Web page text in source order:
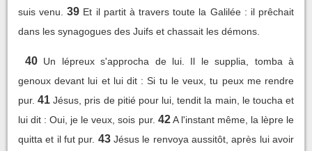
suis venu.
39 Et il partit à travers toute la Galilée : il prêchait
dans les synagogues des Juifs et chassait les démons.
40 Un lépreux s'approcha de lui. Il le supplia, tomba à
genoux devant lui et lui dit : Si tu le veux, tu peux me rendre
pur. 41 Jésus, pris de pitié pour lui, tendit la main, le toucha et
lui dit : Oui, je le veux, sois pur. 42 A l'instant même, la lèpre le
quitta et il fut pur. 43 Jésus le renvoya aussitôt, après lui avoir